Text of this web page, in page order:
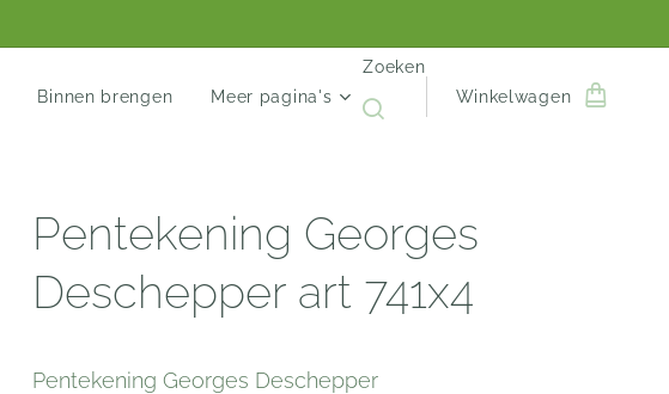
Binnen brengen Meer pagina's
Zoeken
Winkelwagen
Pentekening Georges
Deschepper art 741x4
Pentekening Georges Deschepper